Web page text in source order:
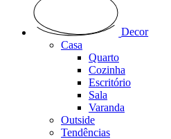
Decor
Casa
Quarto
Cozinha
Escritório
Sala
Varanda
Outside
Tendências